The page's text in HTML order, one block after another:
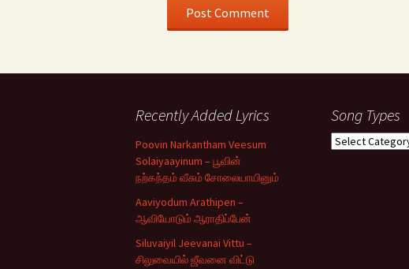
Recently Added Lyrics
Poovin Narkantham Veesum
Solaiyaayinum – பூவின்
நற்கந்தம் வீசும் சோலையாயினும்
Aaviyodum Arathipen –
ஆவியோடும் ஆராதிப்பேன்
Siluvaiyil Jeevanai Vittu –
சிலுவையில் ஜீவனை விட்டு
Song Types
Song